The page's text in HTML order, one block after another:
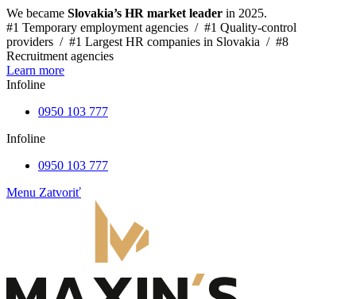
We became Slovakia’s HR market leader in 2025.
#1 Temporary employment agencies / #1 Quality-control
providers / #1 Largest HR companies in Slovakia / #8
Recruitment agencies
Learn more
Infoline
0950 103 777
Infoline
0950 103 777
Menu Zatvoriť